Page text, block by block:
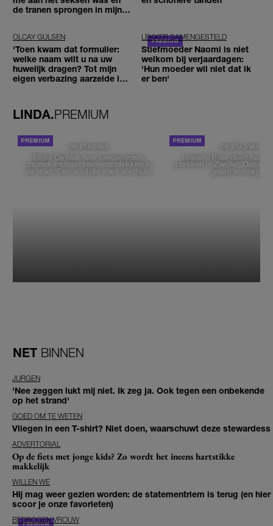
de tranen sprongen in mijn
OLCAY GULSEN
'Toen kwam dat formulier:
welke naam wilt u na uw
huwelijk dragen? Tot mijn
eigen verbazing aarzelde ik
LEKKER SAMENGESTELD
Stiefmoeder Naomi is niet
welkom bij verjaardagen:
'Hun moeder wil niet dat ik
er ben'
LINDA.PREMIUM
DE STAD VAN
Elske DeWall over Leeuwarden,
muziek en haar favoriete plekken in
de stad: 'Een stad die voelt als thuis'
DE STAD VAN
Isabelle Boer deelt haar
plekken in Zwolle: 'Deze
graag verborgen'
NET BINNEN
JURGEN
'Nee zeggen lukt mij niet. Ik zeg ja. Ook tegen een onbekende
op het strand'
GOED OM TE WETEN
Vliegen in een T-shirt? Niet doen, waarschuwt deze stewardess
ADVERTORIAL
Op de fiets met jonge kids? Zo wordt het ineens hartstikke
makkelijk
WILLEN WE
Hij mag weer gezien worden: de statementriem is terug (en hier
scoor je onze favorieten)
BEDROGEN VROUW